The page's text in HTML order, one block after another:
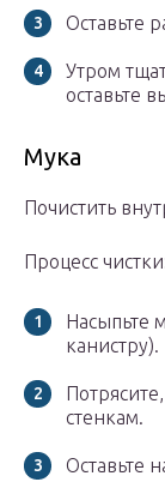
Оставьте
Утром
оставьте
Мука
Почистить
Процесс
Насыпьте
канистру).
стенкам.
Оставьте